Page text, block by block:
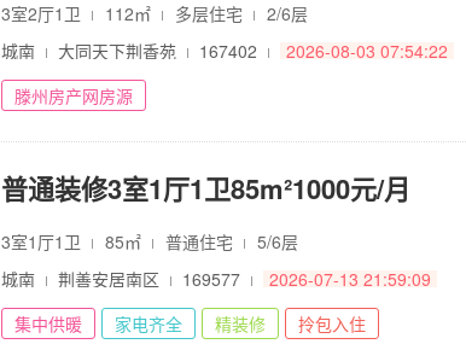
3室2厅1卫 112㎡ 多层住宅
2/6层
城南
大同天下荆香苑 167402
2026-08-03 07:54:22
滕州房产网房源
普通装修3室1厅1卫85m²1000元/月
3室1厅1卫 85㎡ 普通住宅
5/6层
城南
荆善安居南区 169577
2026-07-13 21:59:09
集中供暖
家电齐全 精装修 拎包入住